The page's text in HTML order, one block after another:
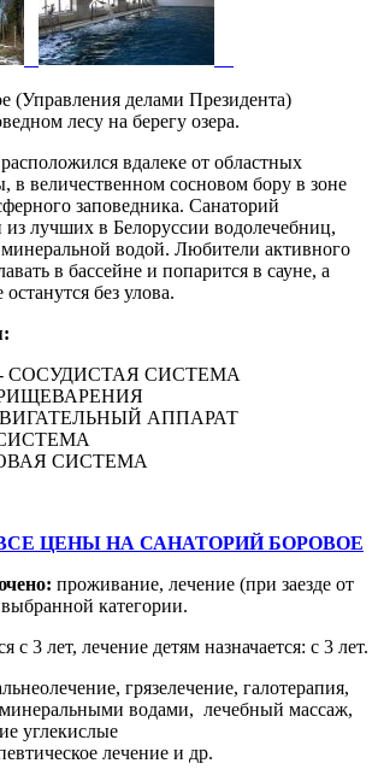
(Управления делами Президента)
лесу на берегу озера.
вдалеке от областных
в величественном сосновом бору в зоне
заповедника. Санаторий
из лучших в Белоруссии водолечебниц,
минеральной водой. Любители активного
в бассейне и попарится в сауне, а
без улова.
СОСУДИСТАЯ СИСТЕМА
АППАРАТ
СИСТЕМА
ЦЕНЫ НА САНАТОРИЙ БОРОВОЕ
проживание, лечение (при заезде от
категории.
с 3 лет, лечение детям назначается: с 3 лет.
грязелечение, галотерапия,
минеральными водами, лечебный массаж,
углекислые
лечение и др.